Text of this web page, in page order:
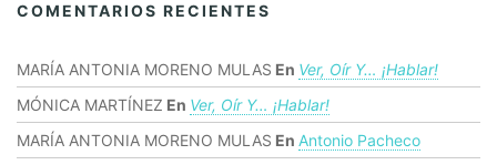
COMENTARIOS RECIENTES
MARÍA ANTONIA MORENO MULAS En Ver, Oír Y… ¡hablar!
MÓNICA MARTÍNEZ En Ver, Oír Y… ¡hablar!
MARÍA ANTONIA MORENO MULAS En Antonio Pacheco